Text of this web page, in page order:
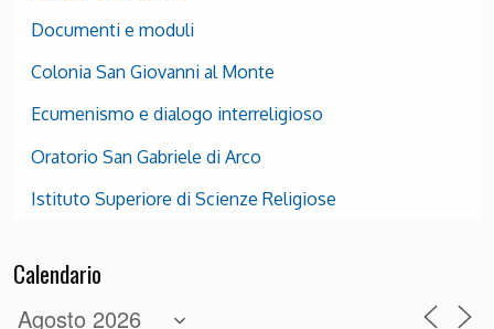
Documenti e moduli
Colonia San Giovanni al Monte
Ecumenismo e dialogo interreligioso
Oratorio San Gabriele di Arco
Istituto Superiore di Scienze Religiose
Calendario